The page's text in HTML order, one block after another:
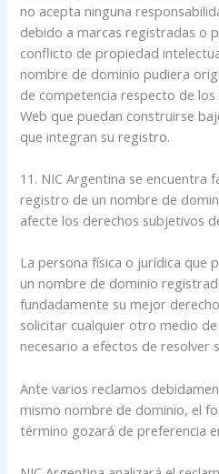
no acepta ninguna
debido a marcas registradas o
conflicto de propiedad
nombre de dominio pudiera
de competencia respecto de
Web que puedan construirse
que integran su registro.
11. NIC Argentina se encuentra
registro de un nombre de
afecte los derechos subjetivos
La persona física o jurídica que
un nombre de dominio
fundadamente su mejor
solicitar cualquier otro medio
necesario a efectos de resolver
Ante varios reclamos
mismo nombre de dominio, el
término gozará de preferencia